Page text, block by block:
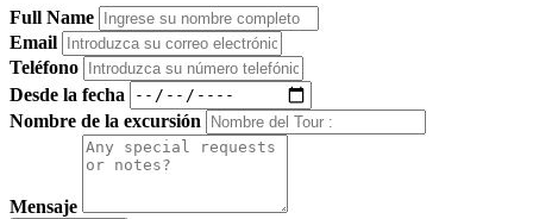
Full Name
Email
Teléfono
Desde la fecha
Nombre de la excursión
Mensaje